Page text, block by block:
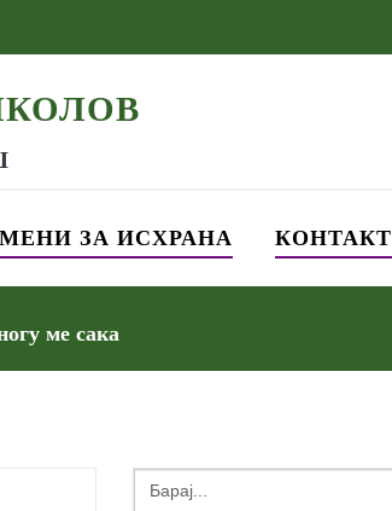
МЕНИ ЗА ИСХРАНА КОНТАКТ
ме сака
Search
for: